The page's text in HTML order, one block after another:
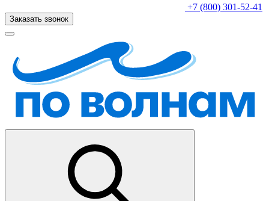
+7 (800) 301-52-41
Заказать звонок